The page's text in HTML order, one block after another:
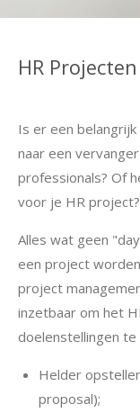
HR Projecten
Is er een
naar een
professionals? Of
voor je HR project?
Alles wat geen
een project
project
inzetbaar om het
doelenstellingen te
Helder
proposal);